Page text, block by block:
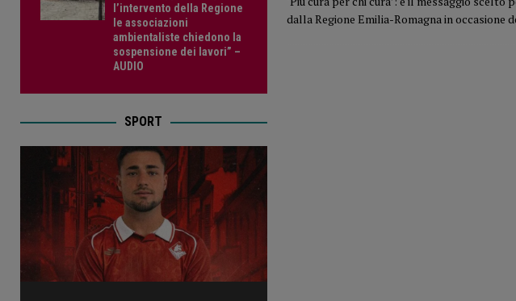
dalla Regione Emilia-Romagna in occasione
l’intervento della Regione
le associazioni
ambientaliste chiedono la
sospensione dei lavori” –
AUDIO
SPORT